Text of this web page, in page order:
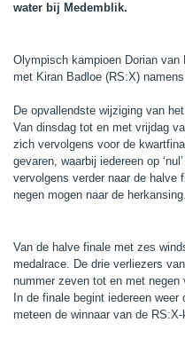
water bij Medemblik.
Olympisch kampioen Dorian
met Kiran Badloe (RS:X)
De opvallendste wijziging van
Van dinsdag tot en met vrijdag
zich vervolgens voor de
gevaren, waarbij iedereen op
vervolgens verder naar de halve
negen mogen naar de herkansing.
Van de halve finale met zes
medalrace. De drie verliezers
nummer zeven tot en met
In de finale begint iedereen
meteen de winnaar van de